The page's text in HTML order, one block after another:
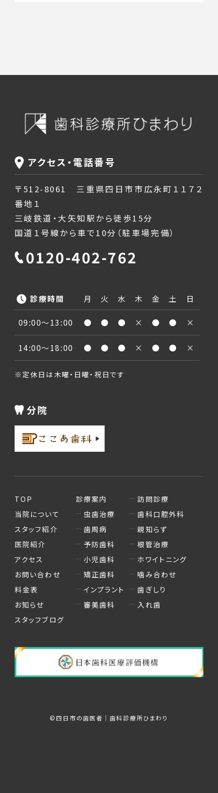
アクセス・電話番号
〒512-8061 三重県四日市市広永町１１７２
番地１
三岐鉄道・大矢知駅から徒歩15分
国道１号線から車で10分（駐車場完備）
0120-402-762
診療時間 月 火 水 木 金 土 日
09:00〜13:00 ● ● ● × ● ● ×
14:00〜18:00 ● ● ● × ● ● ×
※定休日は木曜・日曜・祝日です
分院
TOP
当院について
スタッフ紹介
医院紹介
アクセス
お問い合わせ
料金表
お知らせ
スタッフブログ
診療案内
虫歯治療
歯周病
予防歯科
小児歯科
矯正歯科
インプラント
審美歯科
訪問診療
歯科口腔外科
親知らず
根管治療
ホワイトニング
噛み合わせ
歯ぎしり
入れ歯
©︎四日市の歯医者｜歯科診療所ひまわり